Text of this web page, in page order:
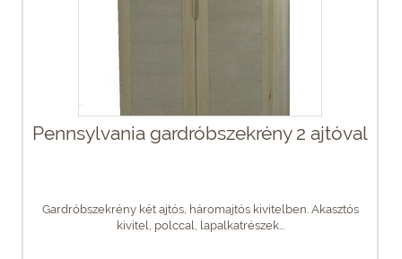
Pennsylvania gardróbszekrény 2 ajtóval
Gardróbszekrény két ajtós, háromajtós kivitelben. Akasztós
kivitel, polccal, lapalkatrészek...